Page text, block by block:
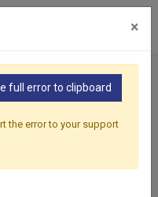
2024 國際半導體展
體展
×
full error to clipboard
the error to your support